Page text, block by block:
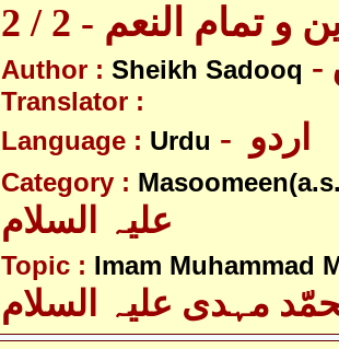
و تمام النعم - 2 / 2
Author : Sheikh Sadooq
Translator :
Language : Urdu
Category :
Topic : Imam Muhammad
مہدی علیہ السلام